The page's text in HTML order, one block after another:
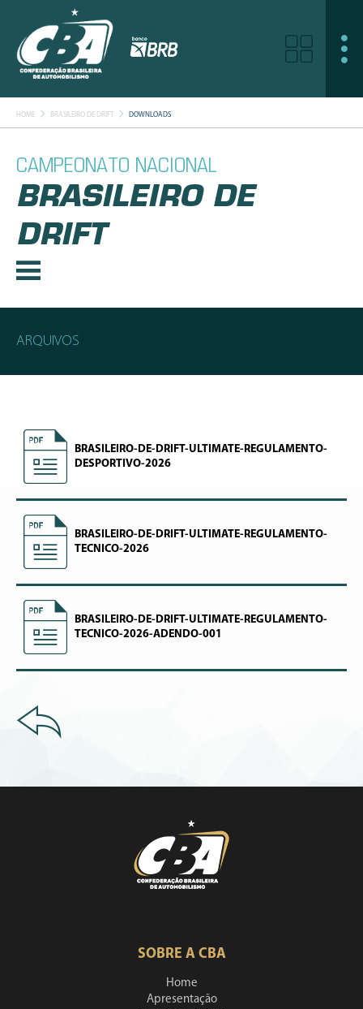
HOME BRASILEIRO DE DRIFT DOWNLOADS
CAMPEONATO NACIONAL
BRASILEIRO DE
DRIFT
ARQUIVOS
BRASILEIRO-DE-DRIFT-ULTIMATE-REGULAMENTO-
DESPORTIVO-2026
BRASILEIRO-DE-DRIFT-ULTIMATE-REGULAMENTO-
TECNICO-2026
BRASILEIRO-DE-DRIFT-ULTIMATE-REGULAMENTO-
TECNICO-2026-ADENDO-001
SOBRE A CBA
Home
Apresentação